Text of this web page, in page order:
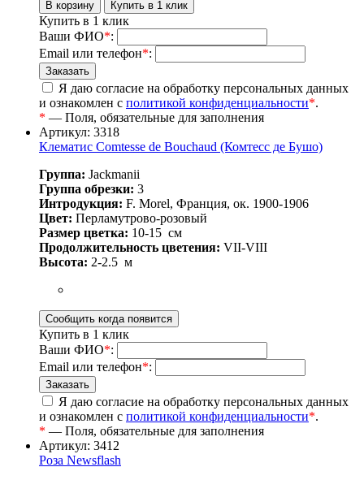
Купить в 1 клик
Ваши ФИО*:
Email или телефон*:
Я даю согласие на обработку персональных данных
и ознакомлен с политикой конфиденциальности*.
* — Поля, обязательные для заполнения
Артикул: 3318
Клематис Comtesse de Bouchaud (Комтесс де Бушо)
Группа: Jackmanii
Группа обрезки: 3
Интродукция: F. Morel, Франция, ок. 1900-1906
Цвет: Перламутрово-розовый
Размер цветка: 10-15 см
Продолжительность цветения: VII-VIII
Высота: 2-2.5 м
Купить в 1 клик
Ваши ФИО*:
Email или телефон*:
Я даю согласие на обработку персональных данных
и ознакомлен с политикой конфиденциальности*.
* — Поля, обязательные для заполнения
Артикул: 3412
Роза Newsflash